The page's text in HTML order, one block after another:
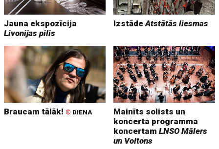
Jauna ekspozīcija
Livonijas pilis
IzstādeAtstātās liesmas
Braucam tālāk! © DIENA
Mainīts solists un
koncerta programma
koncertamLNSO Mālers
un Voltons